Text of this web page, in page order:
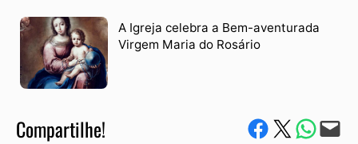
A Igreja celebra a Bem-aventurada
Virgem Maria do Rosário
Compartilhe! Compartilhe no Facebook
Compartilhe no Twitter
Compartile via
Envie via e-mail